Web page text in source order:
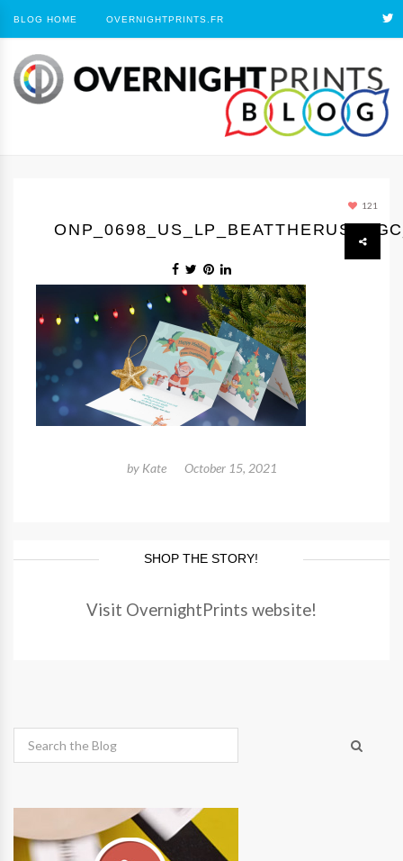
BLOG HOME OVERNIGHTPRINTS.FR
121
by Kate October 15, 2021
SHOP THE STORY!
Visit OvernightPrints website!